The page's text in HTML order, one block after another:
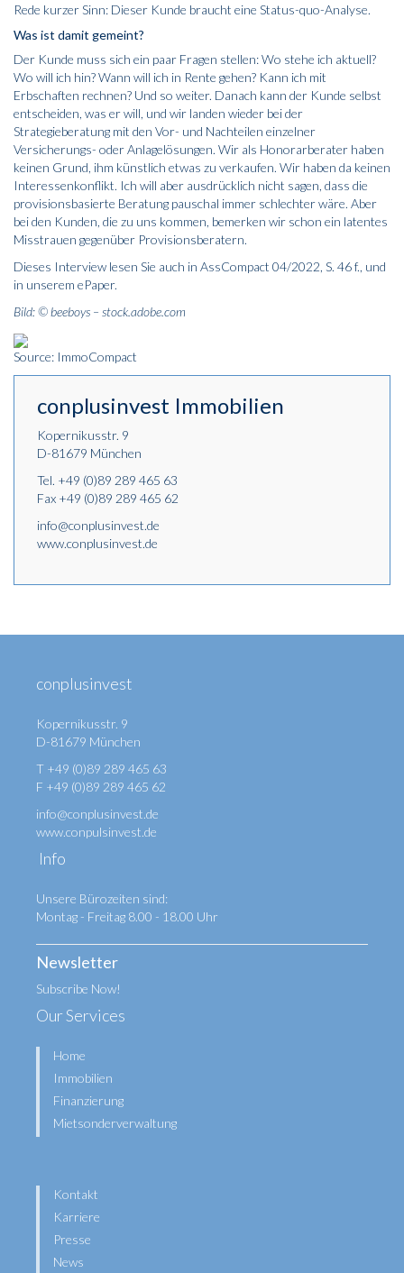
Rede kurzer Sinn: Dieser Kunde braucht eine Status-quo-Analyse.
Was ist damit gemeint?
Der Kunde muss sich ein paar Fragen stellen: Wo stehe ich aktuell?
Wo will ich hin? Wann will ich in Rente gehen? Kann ich mit
Erbschaften rechnen? Und so weiter. Danach kann der Kunde selbst
entscheiden, was er will, und wir landen wieder bei der
Strategieberatung mit den Vor- und Nachteilen einzelner
Versicherungs- oder Anlagelösungen. Wir als Honorarberater haben
keinen Grund, ihm künstlich etwas zu verkaufen. Wir haben da keinen
Interessenkonflikt. Ich will aber ausdrücklich nicht sagen, dass die
provisionsbasierte Beratung pauschal immer schlechter wäre. Aber
bei den Kunden, die zu uns kommen, bemerken wir schon ein latentes
Misstrauen gegenüber Provisionsberatern.
Dieses Interview lesen Sie auch in AssCompact 04/2022, S. 46 f., und
in unserem ePaper.
Bild: © beeboys – stock.adobe.com
Source: ImmoCompact
conplusinvest Immobilien
Kopernikusstr. 9
D-81679 München
Tel. +49 (0)89 289 465 63
Fax +49 (0)89 289 465 62
info@conplusinvest.de
www.conplusinvest.de
conplusinvest
Kopernikusstr. 9
D-81679 München
T +49 (0)89 289 465 63
F +49 (0)89 289 465 62
info@conplusinvest.de
www.conpulsinvest.de
Info
Unsere Bürozeiten sind:
Montag - Freitag 8.00 - 18.00 Uhr
Newsletter
Subscribe Now!
Our Services
Home
Immobilien
Finanzierung
Mietsonderverwaltung
Kontakt
Karriere
Presse
News